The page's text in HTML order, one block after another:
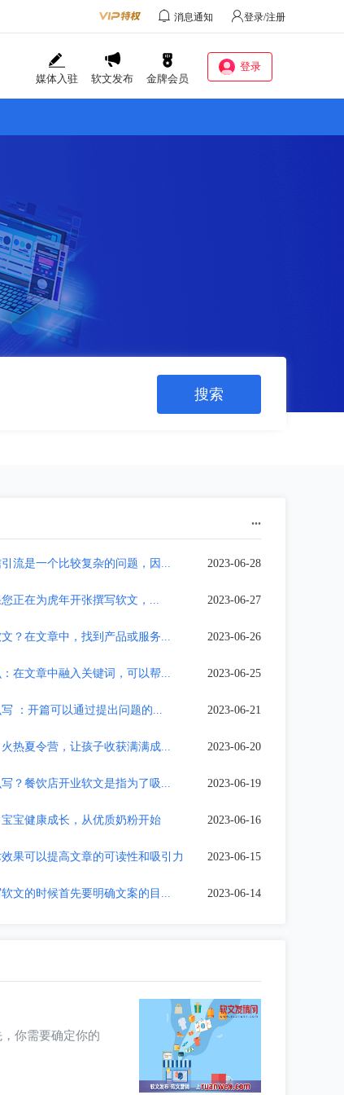
消息通知 登录/注册
媒体入驻 软文发布 金牌会员
登录
...
流是一个比较复杂的问题，因... 2023-06-28
正在为虎年开张撰写软文，... 2023-06-27
？在文章中，找到产品或服务... 2023-06-26
在文章中融入关键词，可以帮... 2023-06-25
：开篇可以通过提出问题的... 2023-06-21
热夏令营，让孩子收获满满成... 2023-06-20
？餐饮店开业软文是指为了吸... 2023-06-19
宝健康成长，从优质奶粉开始 2023-06-16
果可以提高文章的可读性和吸引力 2023-06-15
文的时候首先要明确文案的目... 2023-06-14